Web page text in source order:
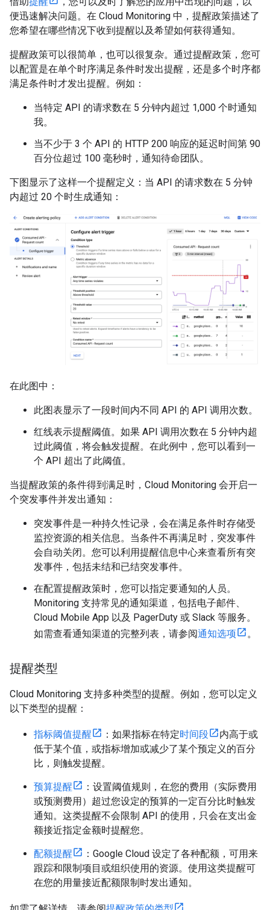
便迅速解决问题。在 Cloud Monitoring 中，提醒政策描述了
您希望在哪些情况下收到提醒以及希望如何获得通知。
提醒政策可以很简单，也可以很复杂。通过提醒政策，您可
以配置是在单个时序满足条件时发出提醒，还是多个时序都
满足条件时才发出提醒。例如：
当特定 API 的请求数在 5 分钟内超过 1,000 个时通知
我。
当不少于 3 个 API 的 HTTP 200 响应的延迟时间第 90
百分位超过 100 毫秒时，通知待命团队。
下图显示了这样一个提醒定义：当 API 的请求数在 5 分钟
内超过 20 个时生成通知：
在此图中：
此图表显示了一段时间内不同 API 的 API 调用次数。
红线表示提醒阈值。如果 API 调用次数在 5 分钟内超
过此阈值，将会触发提醒。在此例中，您可以看到一
个 API 超出了此阈值。
当提醒政策的条件得到满足时，Cloud Monitoring 会开启一
个突发事件并发出通知：
突发事件是一种持久性记录，会在满足条件时存储受
监控资源的相关信息。当条件不再满足时，突发事件
会自动关闭。您可以利用提醒信息中心来查看所有突
发事件，包括未结和已结突发事件。
在配置提醒政策时，您可以指定要通知的人员。
Monitoring 支持常见的通知渠道，包括电子邮件、
Cloud Mobile App 以及 PagerDuty 或 Slack 等服务。
如需查看通知渠道的完整列表，请参阅通知选项 。
提醒类型
Cloud Monitoring 支持多种类型的提醒。例如，您可以定义
以下类型的提醒：
指标阈值提醒 ：如果指标在特定时间段
内高于或
低于某个值，或指标增加或减少了某个预定义的百分
比，则触发提醒。
预算提醒
：设置阈值规则，在您的费用（实际费用
或预测费用）超过您设定的预算的一定百分比时触发
通知。这类提醒不会限制 API 的使用，只会在支出金
额接近指定金额时提醒您。
配额提醒
：Google Cloud 设定了各种配额，可用来
跟踪和限制项目或组织使用的资源。使用这类提醒可
在您的用量接近配额限制时发出通知。